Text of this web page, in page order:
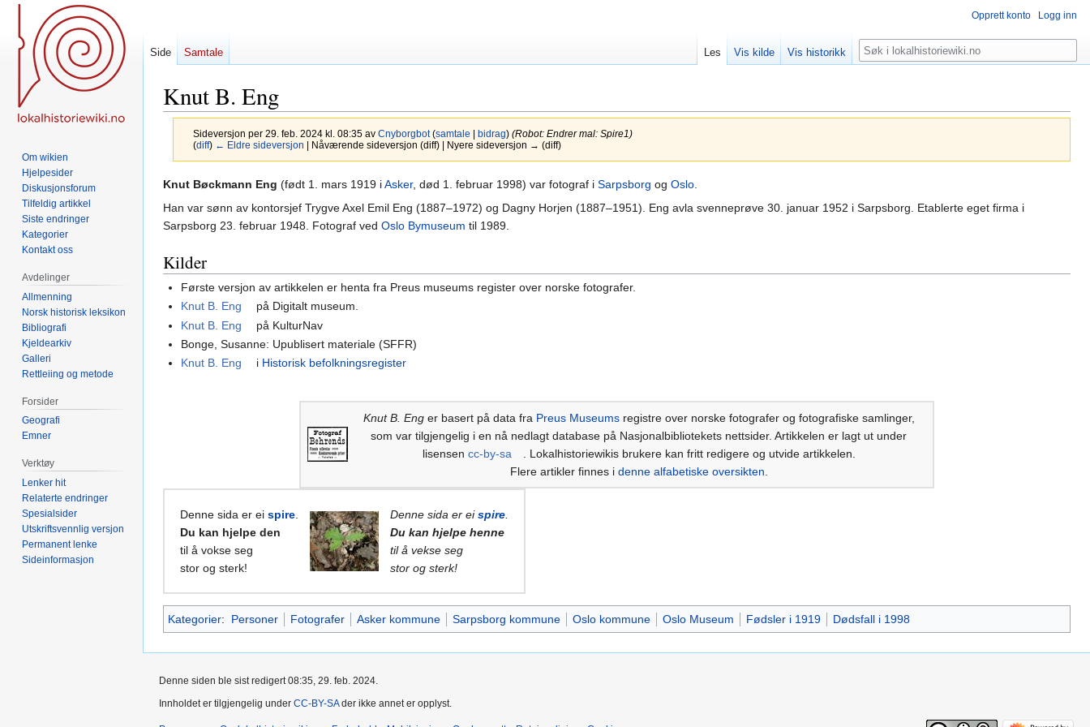
Knut B. Eng
Sideversjon per 29. feb. 2024 kl. 08:35 av Cnyborgbot (samtale bidrag) (Robot: Endrer mal: Spire1)
(diff) ← Eldre sideversjon | Nåværende sideversjon (diff) | Nyere sideversjon → (diff)
Hopp
til
navigering
Hopp
til
søk
Knut Bøckmann Eng (født 1. mars 1919 iAsker, død 1. februar 1998) var fotograf i Sarpsborg og Oslo
Han var sønn av kontorsjef Trygve Axel Emil Eng (1887–1972) og Dagny Horjen (1887–1951). Eng avla svenneprøve 30. januar 1952 i Sarpsborg. Etablerte eget firma i
Sarpsborg 23. februar 1948. Fotograf ved Oslo Bymuseum til 1989.
Kilder
Første versjon av artikkelen er henta fra Preus museums register over norske fotografer.
Knut B. Eng
på Digitalt museum.
Knut B. Eng
på KulturNav
Bonge, Susanne: Upublisert materiale (SFFR)
Knut B. Eng
i Historisk befolkningsregister
Knut B. Enger basert på data fra Preus Museumsregistre over norske fotografer og fotografiske samlinger,
som var tilgjengelig i en nå nedlagt database på Nasjonalbibliotekets nettsider. Artikkelen er lagt ut under
lisensen cc-by-sa
. Lokalhistoriewikis brukere kan fritt redigere og utvide artikkelen.
Flere artikler finnes i denne alfabetiske oversikten.
Denne sida er ei spire.
Du kan hjelpe den
til å vokse seg
stor og sterk!
Denne sida er eispire.
Du kan hjelpe henne
til å vekse seg
stor og sterk!
Kategorier: Personer Fotografer Asker kommune Sarpsborg kommune Oslo kommune Oslo Museum Fødsler i 1919 Dødsfall i 1998
Opprett konto Logg inn
Side Samtale Les Vis kilde Vis historikk Søk
Om wikien
Hjelpesider
Diskusjonsforum
Tilfeldig artikkel
Siste endringer
Kategorier
Kontakt oss
Avdelinger
Allmenning
Norsk historisk leksikon
Bibliografi
Kjeldearkiv
Galleri
Rettleiing og metode
Forsider
Geografi
Emner
Verktøy
Lenker hit
Relaterte endringer
Spesialsider
Utskriftsvennlig versjon
Permanent lenke
Sideinformasjon
Denne siden ble sist redigert 08:35, 29. feb. 2024.
Innholdet er tilgjengelig under CC-BY-SAder ikke annet er opplyst.